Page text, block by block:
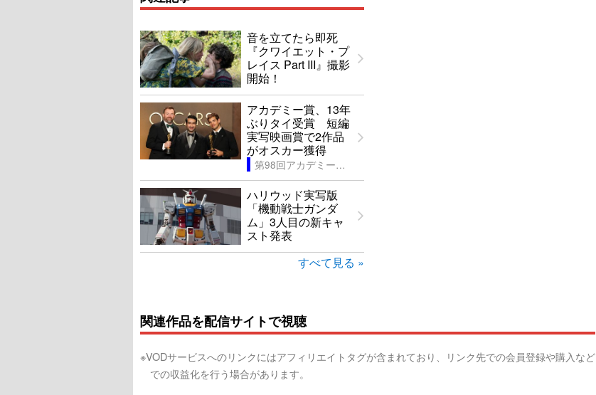
音を立てたら即死
『クワイエット・プ
レイス Part III』撮影
開始！
アカデミー賞、13年
ぶりタイ受賞 短編
実写映画賞で2作品
がオスカー獲得
第98回アカデミー賞
ハリウッド実写版
「機動戦士ガンダ
ム」3人目の新キャ
スト発表
すべて見る »
関連作品を配信サイトで視聴
※VODサービスへのリンクにはアフィリエイトタグが含まれており、リンク先での会員登録や購入など
での収益化を行う場合があります。